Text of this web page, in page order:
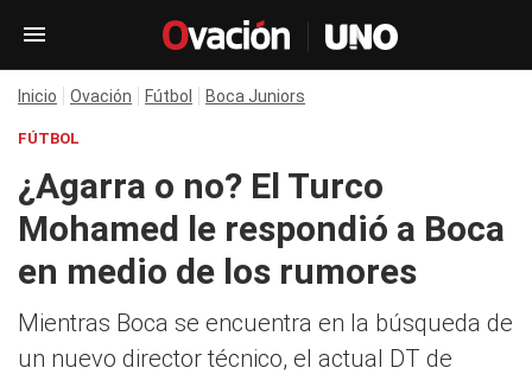
Inicio Ovación Fútbol Boca Juniors
FÚTBOL
¿Agarra o no? El Turco
Mohamed le respondió a Boca
en medio de los rumores
Mientras Boca se encuentra en la búsqueda de
un nuevo director técnico, el actual DT de